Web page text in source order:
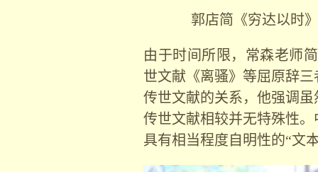
郭店简《穷达以时
由于时间所限，常森老师
世文献《离骚》等屈原辞
传世文献的关系，他强调
传世文献相较并无特殊性
具有相当程度自明性的“文